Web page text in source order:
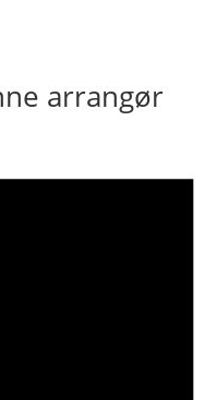
arrangør